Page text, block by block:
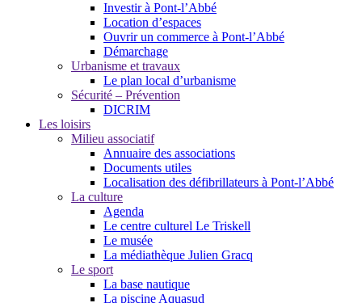
Investir à Pont-l’Abbé
Location d’espaces
Ouvrir un commerce à Pont-l’Abbé
Démarchage
Urbanisme et travaux
Le plan local d’urbanisme
Sécurité – Prévention
DICRIM
Les loisirs
Milieu associatif
Annuaire des associations
Documents utiles
Localisation des défibrillateurs à Pont-l’Abbé
La culture
Agenda
Le centre culturel Le Triskell
Le musée
La médiathèque Julien Gracq
Le sport
La base nautique
La piscine Aquasud